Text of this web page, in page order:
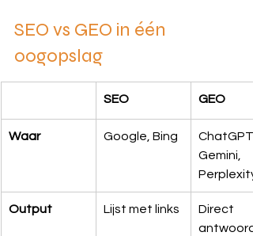
SEO vs GEO in één
oogopslag
SEO GEO
Waar Google, Bing
ChatGPT,
Gemini,
Perplexity
Output Lijst met links
Direct
antwoord